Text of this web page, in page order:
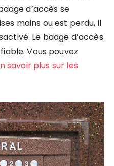
d’accès se
mains ou est perdu, il
Le badge d’accès
Vous pouvez
savoir plus sur les